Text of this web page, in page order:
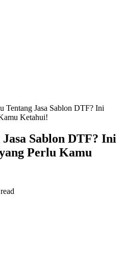
Tentang Jasa Sablon DTF? Ini
Ketahui!
Sablon DTF? Ini
Perlu Kamu